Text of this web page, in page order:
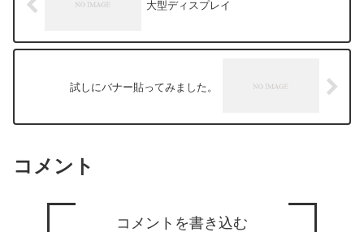
大型ディスプレイ
試しにバナー貼ってみました。
コメント
コメントを書き込む